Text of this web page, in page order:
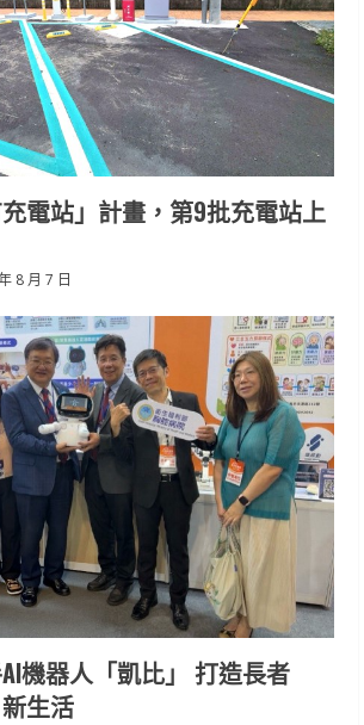
電站」計畫，第9批充電站上
8 月 7 日
機器人「凱比」 打造長者
生活